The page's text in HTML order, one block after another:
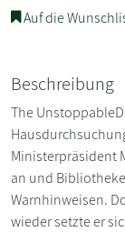
Auf die
Beschreibung
The
Ministerpräsident
an und
Warnhinweisen.
wieder setzte er